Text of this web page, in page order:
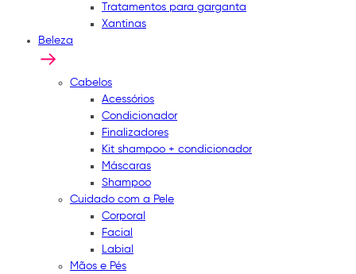
Tratamentos para garganta
Xantinas
Beleza
Cabelos
Acessórios
Condicionador
Finalizadores
Kit shampoo + condicionador
Máscaras
Shampoo
Cuidado com a Pele
Corporal
Facial
Labial
Mãos e Pés